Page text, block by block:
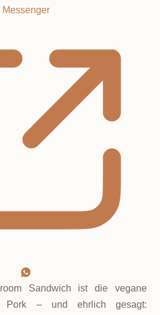
Messenger
Sandwich ist die vegane
Pork – und ehrlich gesagt: